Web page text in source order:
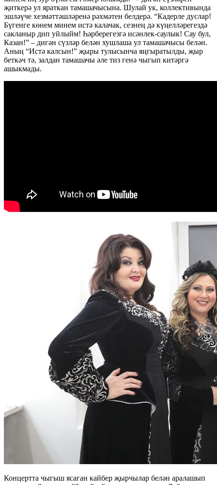
җиткерә ул яраткан тамашачысына. Шулай ук, коллективында
эшләүче хезмәттәшләренә рәхмәтен белдерә. “Кадерле дуслар!
Бүгенге көнем минем истә калачак, сезнең дә күңелләрегездә
сакланыр дип уйлыйм! Һәрберегезгә исәнлек-саулык! Сау бул,
Казан!” – дигән сүзләр белән хушлаша ул тамашачысы белән.
Аның “Истә калсын!” җыры тулысынча яңгыратылды, җыр
беткәч тә, залдан тамашачы әле тиз генә чыгып китәргә
ашыкмады.
Концертта чыгыш ясаган кайбер җырчылар белән аралашып